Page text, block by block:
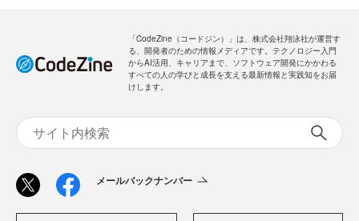
「CodeZine（コードジン）」は、株式会社翔泳社が運営す
る、開発者のための情報メディアです。テクノロジー入門
からAI活用、キャリアまで、ソフトウェア開発にかかわる
すべての人の学びと成長を支える最新情報と実践知をお届
けします。
メールバックナンバー